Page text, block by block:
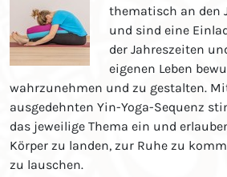
thematisch an den
und sind eine
der Jahreszeiten
eigenen Leben
wahrzunehmen und zu gestalten.
ausgedehnten Yin-Yoga-Sequenz
das jeweilige Thema ein und
Körper zu landen, zur Ruhe zu
zu lauschen.